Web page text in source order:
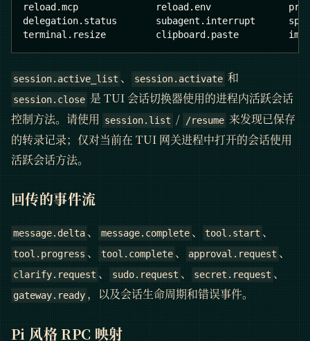
reload.mcp              reload.env
delegation.status       subagent.interrupt
terminal.resize         clipboard.paste
session.active_list 、 session.activate 和
session.close 是 TUI 会话切换器使用的进程内活跃会话
控制方法。请使用 session.list / /resume 来发现已保存
的转录记录；仅对当前在 TUI 网关进程中打开的会话使用
活跃会话方法。
回传的事件流
message.delta 、 message.complete 、 tool.start 、
tool.progress 、 tool.complete 、 approval.request 、
clarify.request 、 sudo.request 、 secret.request 、
gateway.ready ，以及会话生命周期和错误事件。
Pi 风格 RPC 映射